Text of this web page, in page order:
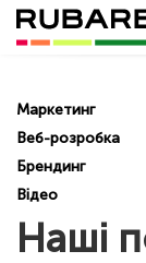
Маркетинг
Веб-розробка
Брендинг
Відео
Наші